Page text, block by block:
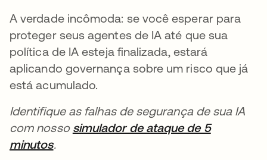
A verdade incômoda: se você esperar para
proteger seus agentes de IA até que sua
política de IA esteja finalizada, estará
aplicando governança sobre um risco que já
está acumulado.
Identifique as falhas de segurança de sua IA
com nosso simulador de ataque de 5
minutos.